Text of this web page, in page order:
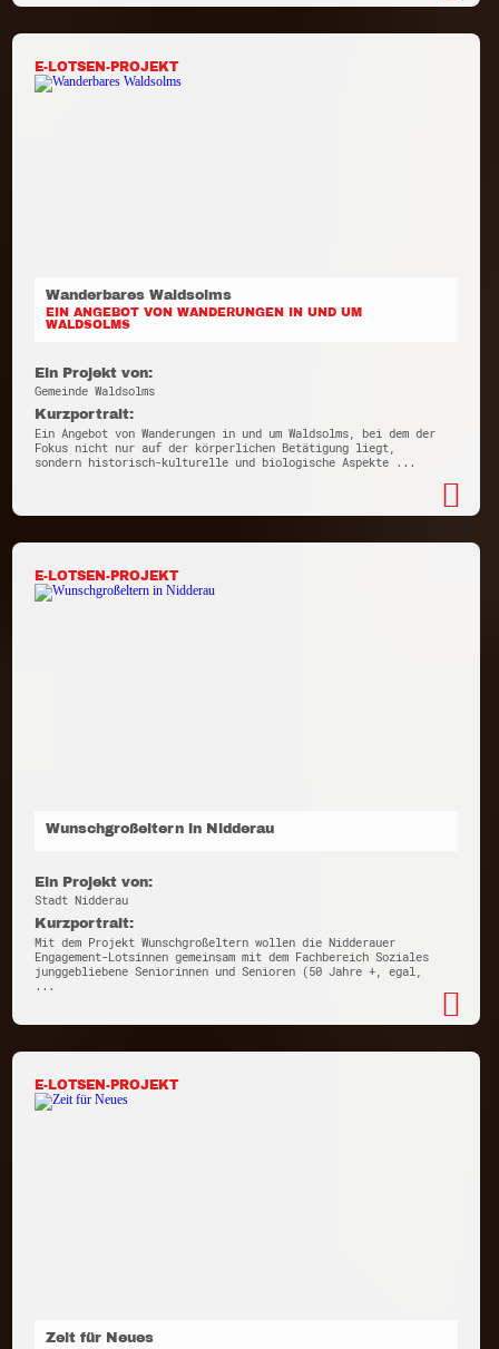
E-LOTSEN-PROJEKT
Wanderbares Waldsolms
EIN ANGEBOT VON WANDERUNGEN IN UND UM
WALDSOLMS
Ein Projekt von:
Gemeinde Waldsolms
Kurzportrait:
Ein Angebot von Wanderungen in und um Waldsolms, bei dem der
Fokus nicht nur auf der körperlichen Betätigung liegt,
sondern historisch-kulturelle und biologische Aspekte ...
E-LOTSEN-PROJEKT
Wunschgroßeltern in Nidderau
Ein Projekt von:
Stadt Nidderau
Kurzportrait:
Mit dem Projekt Wunschgroßeltern wollen die Nidderauer
Engagement-Lotsinnen gemeinsam mit dem Fachbereich Soziales
junggebliebene Seniorinnen und Senioren (50 Jahre +, egal,
...
E-LOTSEN-PROJEKT
Zeit für Neues